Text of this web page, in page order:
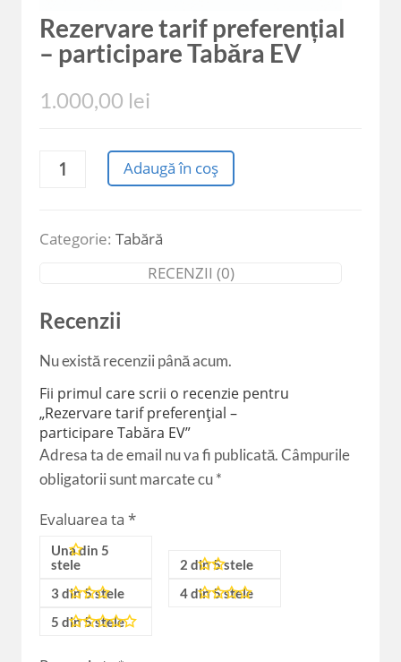
Rezervare tarif preferențial
– participare Tabăra EV
1.000,00 lei
Cantitate
Rezervare
–
Adaugă în coș
Categorie: Tabără
RECENZII (0)
Recenzii
Nu există recenzii până acum.
Fii primul care scrii o recenzie pentru
„Rezervare tarif preferențial –
participare Tabăra EV”
Adresa ta de email nu va fi publicată.Câmpurile
obligatorii sunt marcate cu*
Evaluarea ta *
Una din 5
stele
2 din 5 stele
3 din 5 stele
4 din 5 stele
5 din 5 stele